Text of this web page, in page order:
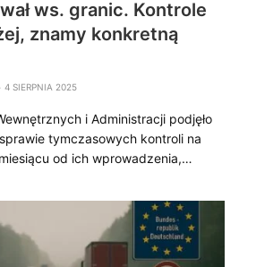
ws. granic. Kontrole
znamy konkretną
4 SIERPNIA 2025
i Administracji podjęło
tymczasowych kontroli na
od ich wprowadzenia,…